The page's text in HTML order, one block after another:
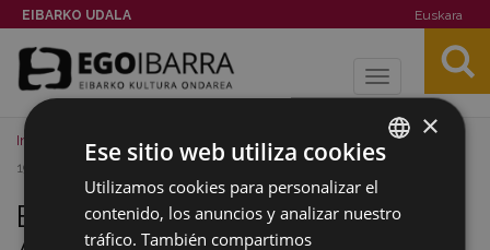
EIBARKO UDALA Euskara
Toggle
Inicio Archivos
Blas Echebarria Aguirregomezcorta (1892-
1951) - Biografía (PDF)
Blas Echebarria
BASQUE
SPANISH
×
Ese sitio web utiliza cookies
Utilizamos cookies para personalizar el
contenido, los anuncios y analizar nuestro
tráfico. También compartimos